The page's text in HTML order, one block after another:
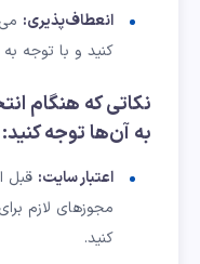
انعطاف‌پذیری:
کنید و با توجه
نکاتی که هنگام
به آن‌ها توجه کنید:
اعتبار سایت: قبل
مجوزهای لازم
کنید.